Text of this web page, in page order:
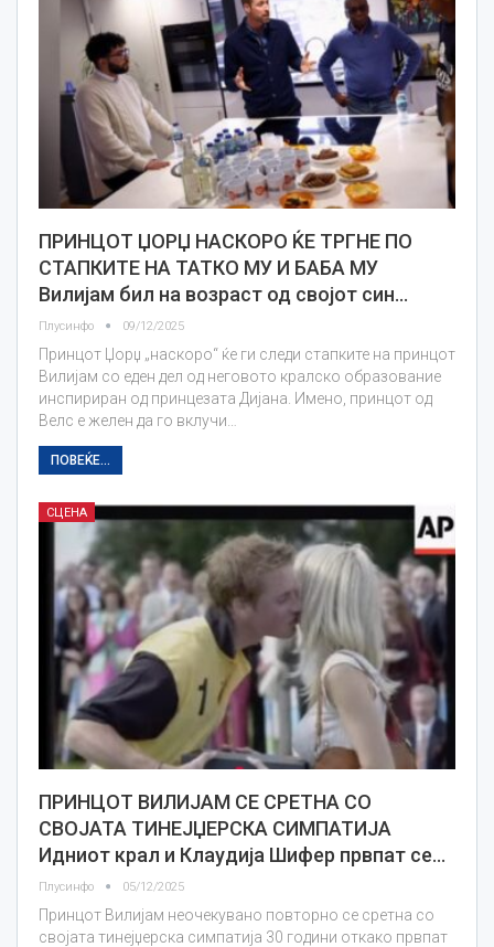
ПРИНЦОТ ЏОРЏ НАСКОРО ЌЕ ТРГНЕ ПО
СТАПКИТЕ НА ТАТКО МУ И БАБА МУ
Вилијам бил на возраст од својот син…
Плусинфо 09/12/2025
Принцот Џорџ „наскоро“ ќе ги следи стапките на принцот
Вилијам со еден дел од неговото кралско образование
инспириран од принцезата Дијана. Имено, принцот од
Велс е желен да го вклучи…
ПОВЕЌЕ...
СЦЕНА
ПРИНЦОТ ВИЛИЈАМ СЕ СРЕТНА СО
СВОЈАТА ТИНЕЈЏЕРСКА СИМПАТИЈА
Идниот крал и Клаудија Шифер првпат се…
Плусинфо 05/12/2025
Принцот Вилијам неочекувано повторно се сретна со
својата тинејџерска симпатија 30 години откако првпат